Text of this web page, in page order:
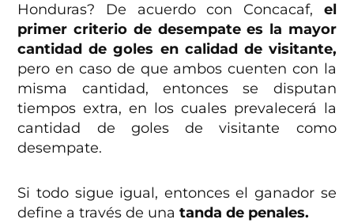
Honduras? De acuerdo con Concacaf, el
primer criterio de desempate es la mayor
cantidad de goles en calidad de visitante,
pero en caso de que ambos cuenten con la
misma cantidad, entonces se disputan
tiempos extra, en los cuales prevalecerá la
cantidad de goles de visitante como
desempate.
Si todo sigue igual, entonces el ganador se
define a través de unatanda de penales.